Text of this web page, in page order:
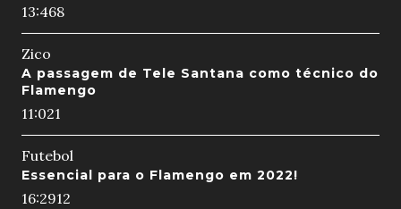
13:468
Zico
A passagem de Tele Santana como técnico do
Flamengo
11:021
Futebol
Essencial para o Flamengo em 2022!
16:2912